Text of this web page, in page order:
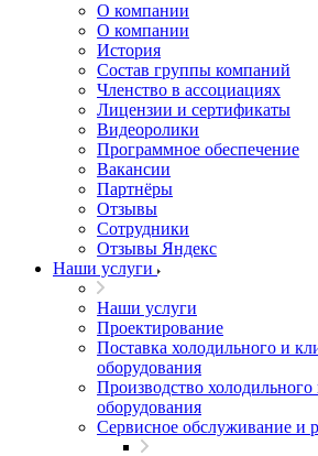
О компании
О компании
История
Состав группы компаний
Членство в ассоциациях
Лицензии и сертификаты
Видеоролики
Программное обеспечение
Вакансии
Партнёры
Отзывы
Сотрудники
Отзывы Яндекс
Наши услуги
Наши услуги
Проектирование
Поставка холодильного и
оборудования
Производство холодильного
оборудования
Сервисное обслуживание и